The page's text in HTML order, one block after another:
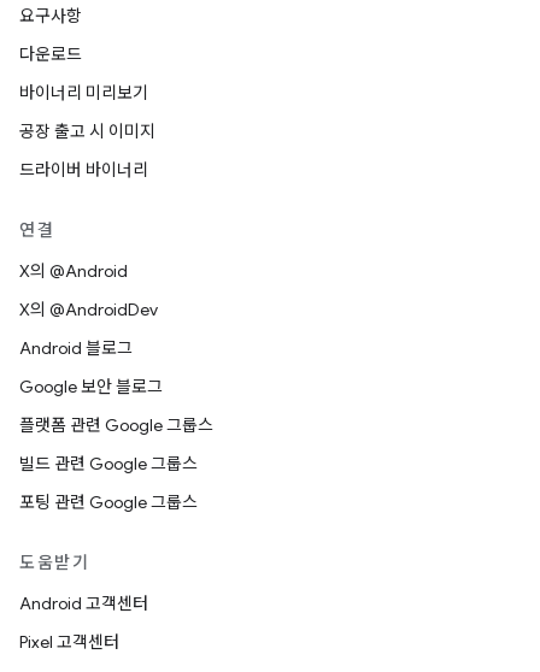
요구사항
다운로드
바이너리 미리보기
공장 출고 시 이미지
드라이버 바이너리
연결
X의 @Android
X의 @AndroidDev
Android 블로그
Google 보안 블로그
플랫폼 관련 Google 그룹스
빌드 관련 Google 그룹스
포팅 관련 Google 그룹스
도움받기
Android 고객센터
Pixel 고객센터